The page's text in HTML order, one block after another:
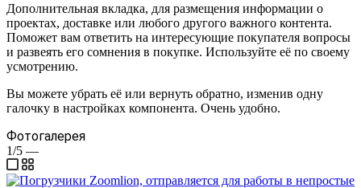
Дополнительная вкладка, для размещения информации о
проектах, доставке или любого другого важного контента.
Поможет вам ответить на интересующие покупателя вопросы
и развеять его сомнения в покупке. Используйте её по своему
усмотрению.
Вы можете убрать её или вернуть обратно, изменив одну
галочку в настройках компонента. Очень удобно.
Фотогалерея
1/5 —